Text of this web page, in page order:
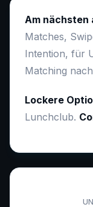
Am nächsten
Matches,
Intention, für
Matching
Lockere
Lunchclub.